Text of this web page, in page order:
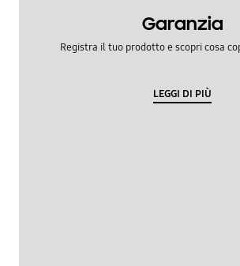
Garanzia
Registra il tuo prodotto e scopri cosa
LEGGI DI PIÙ